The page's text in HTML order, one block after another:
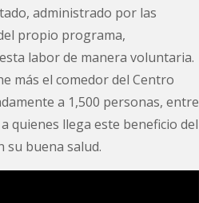
administrado por las
propio programa,
labor de manera voluntaria.
más el comedor del Centro
a 1,500 personas, entre
quienes llega este beneficio del
su buena salud.